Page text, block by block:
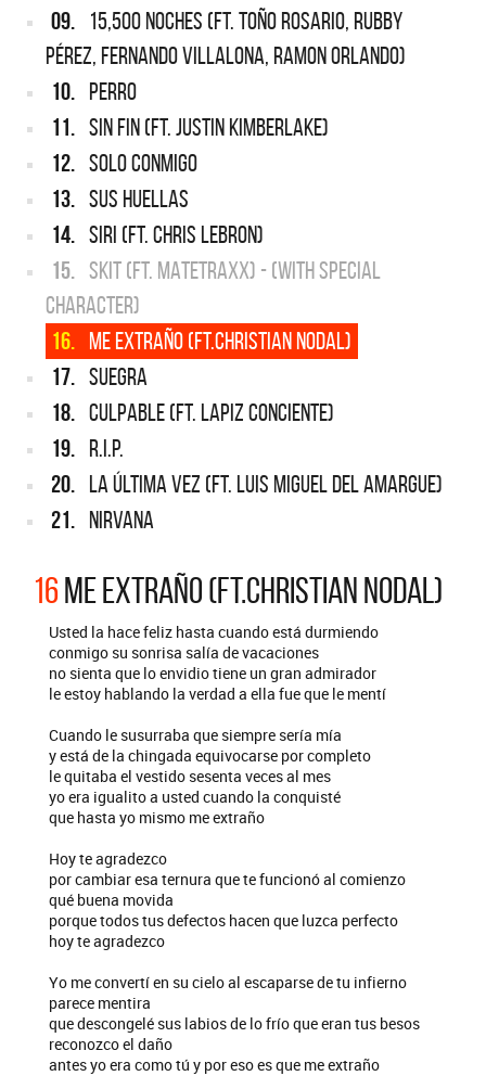
09. 15,500 NOCHES (FT. TOÑO ROSARIO, RUBBY
PÉREZ, FERNANDO VILLALONA, RAMON ORLANDO)
10. PERRO
11. SIN FIN (FT. JUSTIN KIMBERLAKE)
12. SOLO CONMIGO
13. SUS HUELLAS
14. SIRI (FT. CHRIS LEBRON)
15. SKIT (FT. MATETRAXX) - (WITH SPECIAL
CHARACTER)
16. ME EXTRAÑO (FT.CHRISTIAN NODAL)
17. SUEGRA
18. CULPABLE (FT. LAPIZ CONCIENTE)
19. R.I.P.
20. LA ÚLTIMA VEZ (FT. LUIS MIGUEL DEL AMARGUE)
21. NIRVANA
16ME EXTRAÑO (FT.CHRISTIAN NODAL)
Usted la hace feliz hasta cuando está durmiendo
conmigo su sonrisa salía de vacaciones
no sienta que lo envidio tiene un gran admirador
le estoy hablando la verdad a ella fue que le mentí
Cuando le susurraba que siempre sería mía
y está de la chingada equivocarse por completo
le quitaba el vestido sesenta veces al mes
yo era igualito a usted cuando la conquisté
que hasta yo mismo me extraño
Hoy te agradezco
por cambiar esa ternura que te funcionó al comienzo
qué buena movida
porque todos tus defectos hacen que luzca perfecto
hoy te agradezco
Yo me convertí en su cielo al escaparse de tu infierno
parece mentira
que descongelé sus labios de lo frío que eran tus besos
reconozco el daño
antes yo era como tú y por eso es que me extraño